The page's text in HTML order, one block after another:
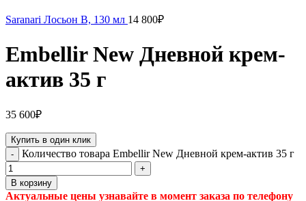
Saranari Лосьон B, 130 мл 14 800₽
Embellir New Дневной крем-
актив 35 г
35 600₽
Купить в один клик
Количество товара Embellir New Дневной крем-актив 35 г
В корзину
Актуальные цены узнавайте в момент заказа по телефону